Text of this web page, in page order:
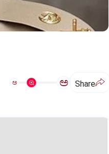
ಅ ಅ Share